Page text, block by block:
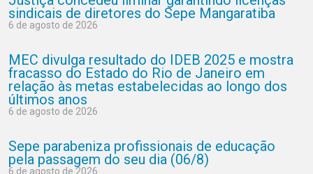
sindicais de diretores do Sepe Mangaratiba
6 de agosto de 2026
MEC divulga resultado do IDEB 2025 e mostra
fracasso do Estado do Rio de Janeiro em
relação às metas estabelecidas ao longo dos
últimos anos
6 de agosto de 2026
Sepe parabeniza profissionais de educação
pela passagem do seu dia (06/8)
6 de agosto de 2026